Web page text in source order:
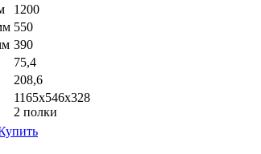
1200
550
390
75,4
208,6
1165х546х328
2 полки